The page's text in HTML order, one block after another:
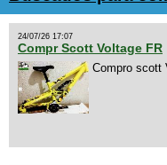
24/07/26 17:07
Compr Scott Voltage FR
Compro scott